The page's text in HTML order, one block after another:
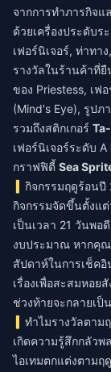
จากการทำภารกิจแ
ด้วยเครื่องประดับ
เฟอร์นิเจอร์, ท่าทา
รางวัลในร้านค้าที่
ของ Priestess, เฟ
(Mind's Eye), รูปภ
รวมถึงสติกเกอร์
เฟอร์นิเจอร์ระดับ A
กราฟฟิตี้ Sea
กิจกรรมฤดูร้อนปี
กิจกรรมจัดขึ้นตั้งแ
เป็นเวลา 21 วันพ
งบประมาณ หากคุ
สัปดาห์ในการเช็ค
เรื่องเพื่อสะสมหอย
ช่วงท้ายจะกลายเป็
ทำไมรางวัลตาม
เกิดความรู้สึกกลัวพ
ไอเทมตกแต่งตาม